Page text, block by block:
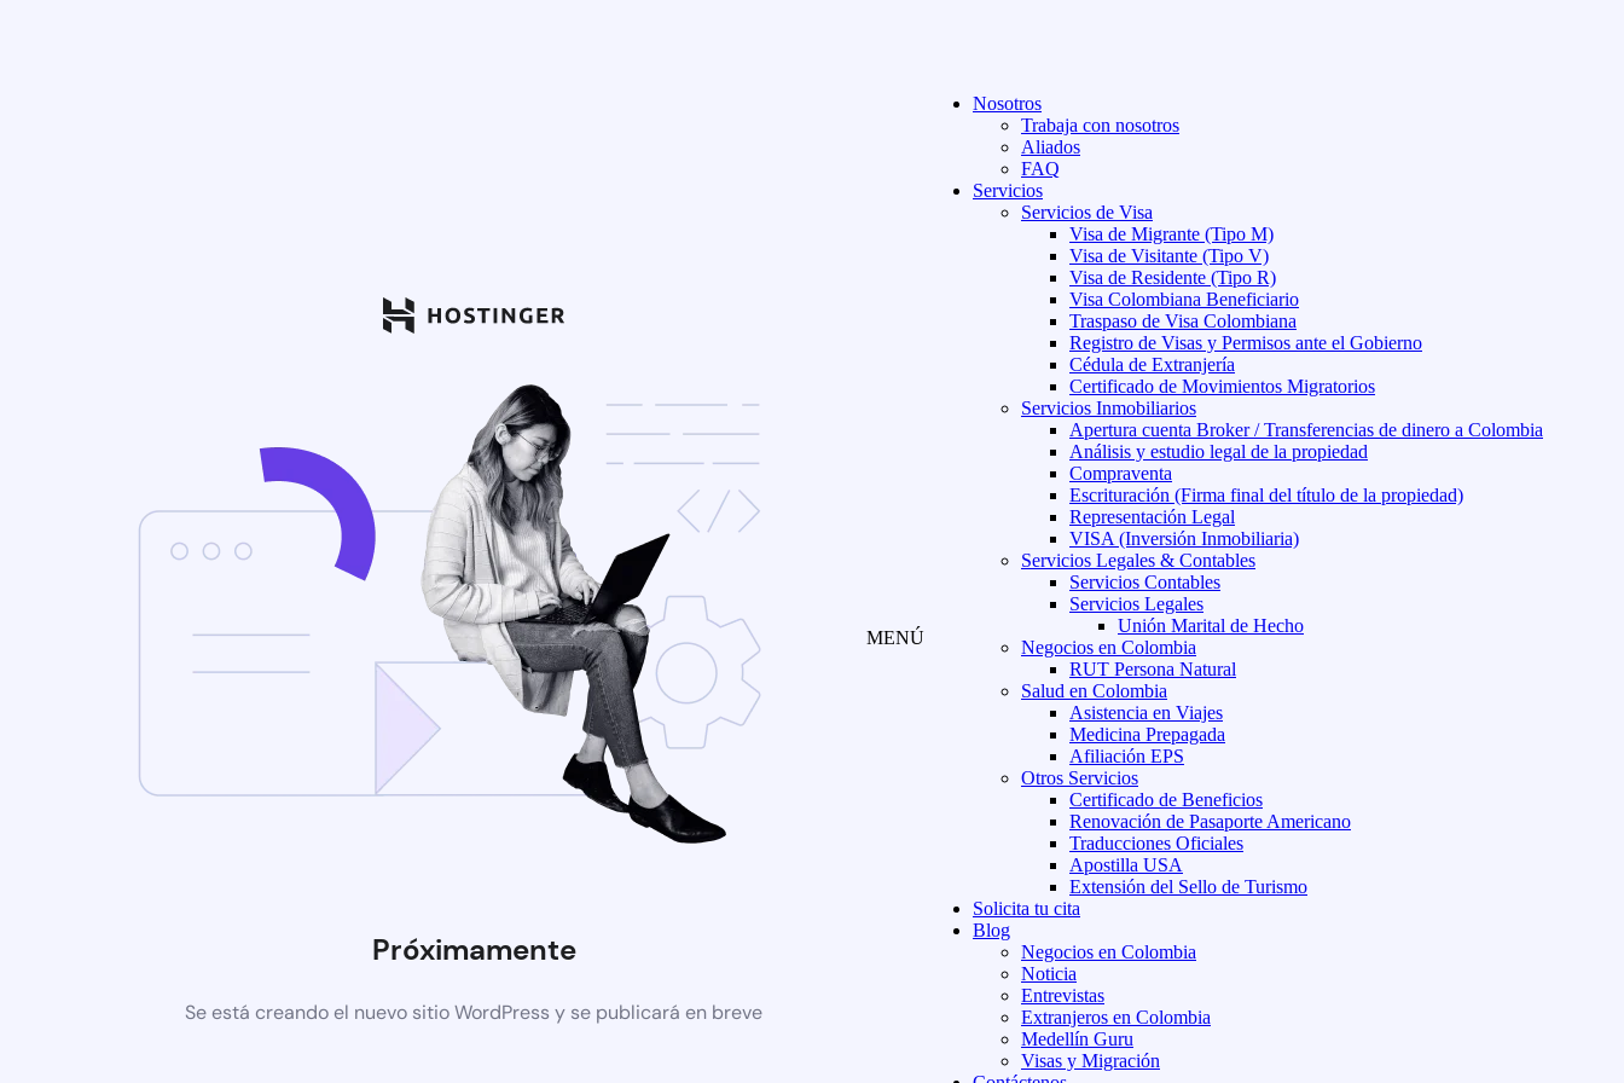
Próximamente
Se está creando el nuevo sitio WordPress y se publicará en breve
MENÚ
Nosotros
Trabaja con nosotros
Aliados
FAQ
Servicios
Servicios de Visa
Visa de Migrante (Tipo M)
Visa de Visitante (Tipo V)
Visa de Residente (Tipo R)
Visa Colombiana Beneficiario
Traspaso de Visa Colombiana
Registro de Visas y Permisos ante el Gobierno
Cédula de Extranjería
Certificado de Movimientos Migratorios
Servicios Inmobiliarios
Apertura cuenta Broker / Transferencias de dinero a Colombia
Análisis y estudio legal de la propiedad
Compraventa
Escrituración (Firma final del título de la propiedad)
Representación Legal
VISA (Inversión Inmobiliaria)
Servicios Legales & Contables
Servicios Contables
Servicios Legales
Unión Marital de Hecho
Negocios en Colombia
RUT Persona Natural
Salud en Colombia
Asistencia en Viajes
Medicina Prepagada
Afiliación EPS
Otros Servicios
Certificado de Beneficios
Renovación de Pasaporte Americano
Traducciones Oficiales
Apostilla USA
Extensión del Sello de Turismo
Solicita tu cita
Blog
Negocios en Colombia
Noticia
Entrevistas
Extranjeros en Colombia
Medellín Guru
Visas y Migración